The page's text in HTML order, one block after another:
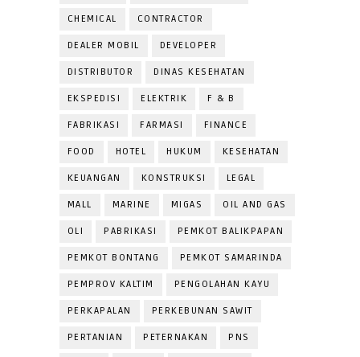
CHEMICAL CONTRACTOR
DEALER MOBIL DEVELOPER
DISTRIBUTOR DINAS KESEHATAN
EKSPEDISI ELEKTRIK F & B
FABRIKASI FARMASI FINANCE
FOOD HOTEL HUKUM KESEHATAN
KEUANGAN KONSTRUKSI LEGAL
MALL MARINE MIGAS OIL AND GAS
OLI PABRIKASI PEMKOT BALIKPAPAN
PEMKOT BONTANG PEMKOT SAMARINDA
PEMPROV KALTIM PENGOLAHAN KAYU
PERKAPALAN PERKEBUNAN SAWIT
PERTANIAN PETERNAKAN PNS